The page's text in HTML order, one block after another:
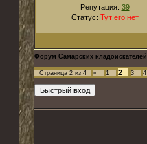
Репутация: 39
Статус: Тут его нет
Форум Самарских кладоискателей
Страница 2 из 4 « 1 2 3 4